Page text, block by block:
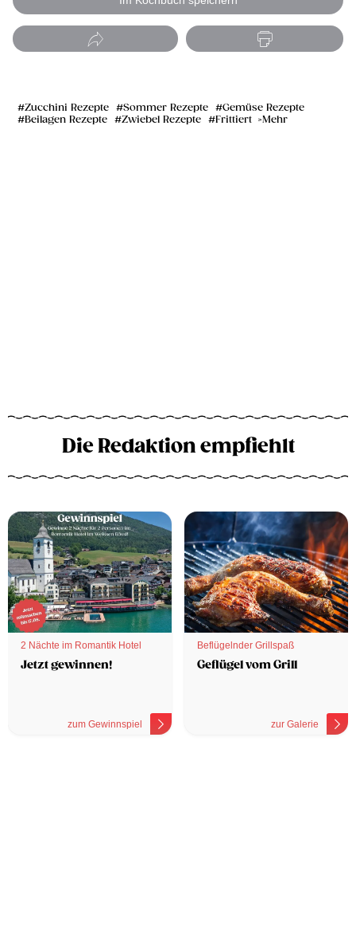
Zucchini Rezepte Sommer Rezepte
Gemüse Rezepte
Beilagen Rezepte
Zwiebel Rezepte Frittiert Mehr
Die Redaktion empfiehlt
2 Nächte im Romantik Hotel
Jetzt gewinnen!
zum Gewinnspiel
Beflügelnder Grillspaß
Geflügel vom Grill
zur Galerie